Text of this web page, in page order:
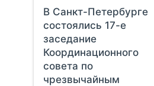
В Санкт-Петербурге
состоялись 17-е
заседание
Координационного
совета по
чрезвычайным